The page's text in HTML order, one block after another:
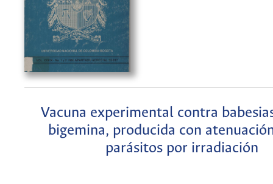
Vacuna experimental contra
bigemina, producida con
parásitos por irradiación